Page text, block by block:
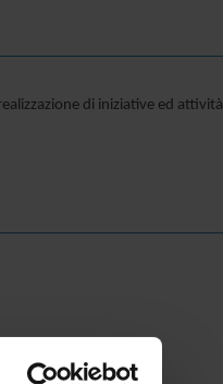
di iniziative ed attività